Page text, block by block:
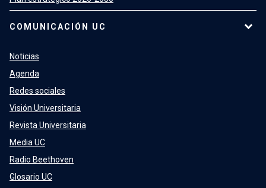
COMUNICACIÓN UC
Noticias
Agenda
Redes sociales
Visión Universitaria
Revista Universitaria
Media UC
Radio Beethoven
Glosario UC